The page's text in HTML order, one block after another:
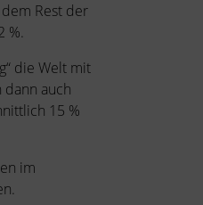
Rest der
%.
die Welt mit
auch
15 %
im